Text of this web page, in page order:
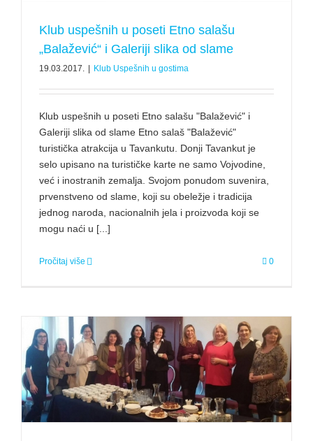
Klub uspešnih u poseti Etno salašu
„Balažević“ i Galeriji slika od slame
19.03.2017. Klub Uspešnih u gostima
Klub uspešnih u poseti Etno salašu "Balažević" i
Galeriji slika od slame Etno salaš "Balažević"
turistička atrakcija u Tavankutu. Donji Tavankut je
selo upisano na turističke karte ne samo Vojvodine,
već i inostranih zemalja. Svojom ponudom suvenira,
prvenstveno od slame, koji su obeležje i tradicija
jednog naroda, nacionalnih jela i proizvoda koji se
mogu naći u [...]
Pročitaj više 0